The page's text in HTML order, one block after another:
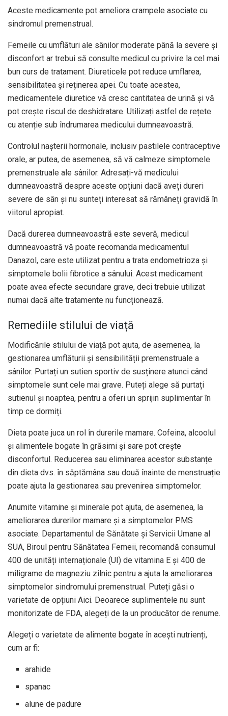
Aceste medicamente pot ameliora crampele asociate cu
sindromul premenstrual.
Femeile cu umflături ale sânilor moderate până la severe și
disconfort ar trebui să consulte medicul cu privire la cel mai
bun curs de tratament. Diureticele pot reduce umflarea,
sensibilitatea și reținerea apei. Cu toate acestea,
medicamentele diuretice vă cresc cantitatea de urină și vă
pot crește riscul de deshidratare. Utilizați astfel de rețete
cu atenție sub îndrumarea medicului dumneavoastră.
Controlul nașterii hormonale, inclusiv pastilele contraceptive
orale, ar putea, de asemenea, să vă calmeze simptomele
premenstruale ale sânilor. Adresați-vă medicului
dumneavoastră despre aceste opțiuni dacă aveți dureri
severe de sân și nu sunteți interesat să rămâneți gravidă în
viitorul apropiat.
Dacă durerea dumneavoastră este severă, medicul
dumneavoastră vă poate recomanda medicamentul
Danazol, care este utilizat pentru a trata endometrioza și
simptomele bolii fibrotice a sânului. Acest medicament
poate avea efecte secundare grave, deci trebuie utilizat
numai dacă alte tratamente nu funcționează.
Remediile stilului de viață
Modificările stilului de viață pot ajuta, de asemenea, la
gestionarea umflăturii și sensibilității premenstruale a
sânilor. Purtați un sutien sportiv de susținere atunci când
simptomele sunt cele mai grave. Puteți alege să purtați
sutienul și noaptea, pentru a oferi un sprijin suplimentar în
timp ce dormiți.
Dieta poate juca un rol în durerile mamare. Cofeina, alcoolul
și alimentele bogate în grăsimi și sare pot crește
disconfortul. Reducerea sau eliminarea acestor substanțe
din dieta dvs. în săptămâna sau două înainte de menstruație
poate ajuta la gestionarea sau prevenirea simptomelor.
Anumite vitamine și minerale pot ajuta, de asemenea, la
ameliorarea durerilor mamare și a simptomelor PMS
asociate. Departamentul de Sănătate și Servicii Umane al
SUA, Biroul pentru Sănătatea Femeii, recomandă consumul
400 de unități internaționale (UI) de vitamina E și 400 de
miligrame de magneziu zilnic pentru a ajuta la ameliorarea
simptomelor sindromului premenstrual. Puteți găsi o
varietate de opțiuni Aici. Deoarece suplimentele nu sunt
monitorizate de FDA, alegeți de la un producător de renume.
Alegeți o varietate de alimente bogate în acești nutrienți,
cum ar fi:
arahide
spanac
alune de padure